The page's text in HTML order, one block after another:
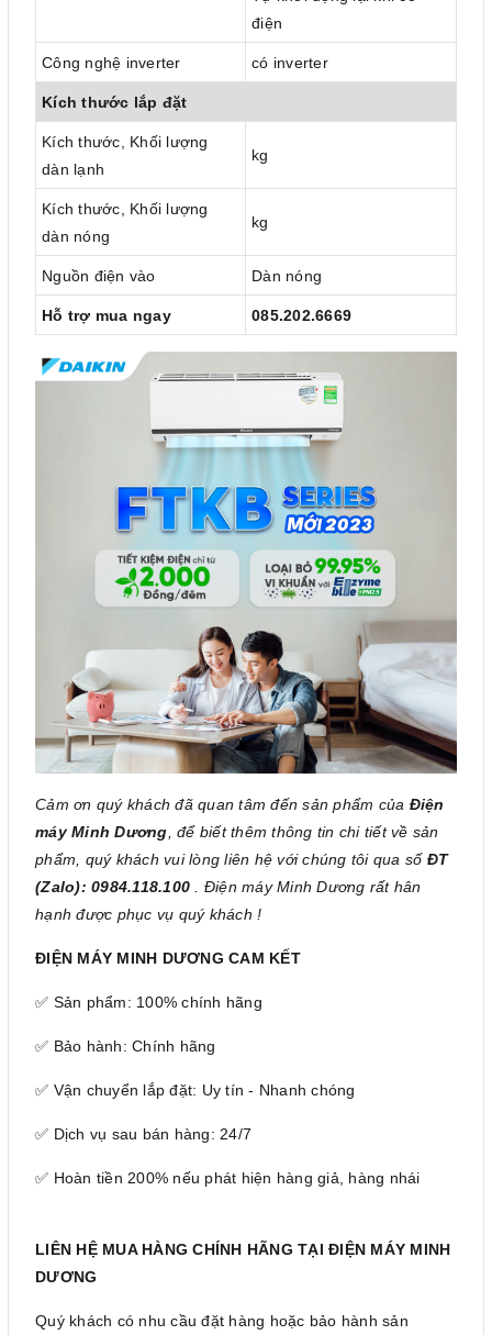
điện
Công nghệ inverter có inverter
Kích thước lắp đặt
Kích thước, Khối lượng
dàn lạnh
kg
Kích thước, Khối lượng
dàn nóng
kg
Nguồn điện vào Dàn nóng
Hỗ trợ mua ngay 085.202.6669
Cảm ơn quý khách đã quan tâm đến sản phẩm của Điện
máy Minh Dương , để biết thêm thông tin chi tiết về sản
phẩm, quý khách vui lòng liên hệ với chúng tôi qua số ĐT
(Zalo): 0984.118.100 . Điện máy Minh Dương rất hân
hạnh được phục vụ quý khách !
ĐIỆN MÁY MINH DƯƠNG CAM KẾT
✅ Sản phẩm: 100% chính hãng
✅ Bảo hành: Chính hãng
✅ Vận chuyển lắp đặt: Uy tín - Nhanh chóng
✅ Dịch vụ sau bán hàng: 24/7
✅ Hoàn tiền 200% nếu phát hiện hàng giả, hàng nhái
LIÊN HỆ MUA HÀNG CHÍNH HÃNG TẠI ĐIỆN MÁY MINH
DƯƠNG
Quý khách có nhu cầu đặt hàng hoặc bảo hành sản